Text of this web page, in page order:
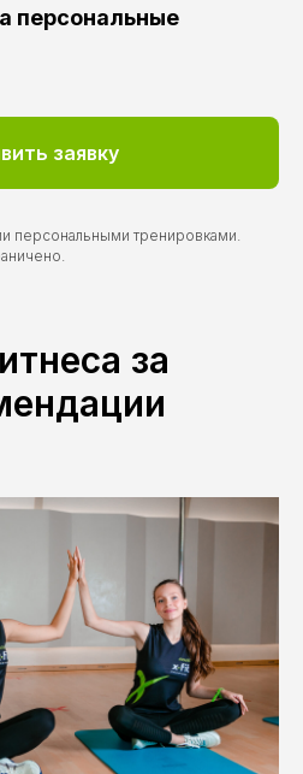
персональные
заявку
персональными тренировками.
за